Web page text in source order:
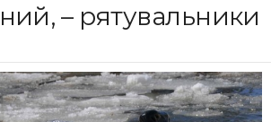
– рятувальники